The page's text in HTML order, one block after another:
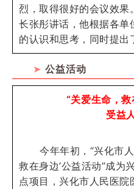
烈，取得很好的会议效
长张彤讲话，他根据各单
的认识和思考，同时提出
➤ 公益活动
“关爱生命，
受益
今年年初，“兴化市
救在身边’公益活动”成为
点项目，兴化市人民医